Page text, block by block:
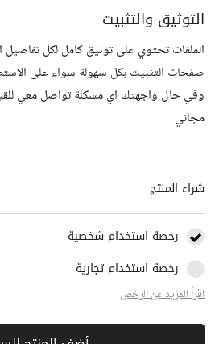
التوثيق والتثبيت
الملفات تحتوي على توثيق كامل لكل
وفي حال واجهتك اي مشكلة تواصل معي
مجاني
شراء المنتج
رخصة استخدام شخصية
رخصة استخدام تجارية
اقراً المزيد عن الرخص